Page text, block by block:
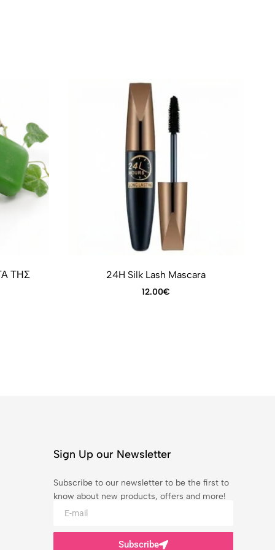
ΤΗΣ 24H Silk Lash Mascara
12.00€
Sign Up our Newsletter
Subscribe to our newsletter to be the first to
know about new products, offers and more!
Subscribe